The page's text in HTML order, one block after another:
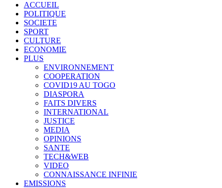
ACCUEIL
POLITIQUE
SOCIETE
SPORT
CULTURE
ECONOMIE
PLUS
ENVIRONNEMENT
COOPERATION
COVID19 AU TOGO
DIASPORA
FAITS DIVERS
INTERNATIONAL
JUSTICE
MEDIA
OPINIONS
SANTE
TECH&WEB
VIDEO
CONNAISSANCE INFINIE
EMISSIONS